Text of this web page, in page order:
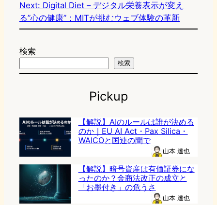
Next: Digital Diet – デジタル栄養表示が変え
る”心の健康”：MITが挑むウェブ体験の革新
検索
検索
Pickup
【解説】AIのルールは誰が決める
のか｜EU AI Act・Pax Silica・
WAICOと国連の間で
山本 達也
【解説】暗号資産は有価証券にな
ったのか？金商法改正の成立と
「お墨付き」の危うさ
山本 達也